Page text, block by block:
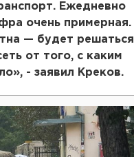
Ежедневно
очень примерная.
— будет решаться
от того, с каким
- заявил Креков.